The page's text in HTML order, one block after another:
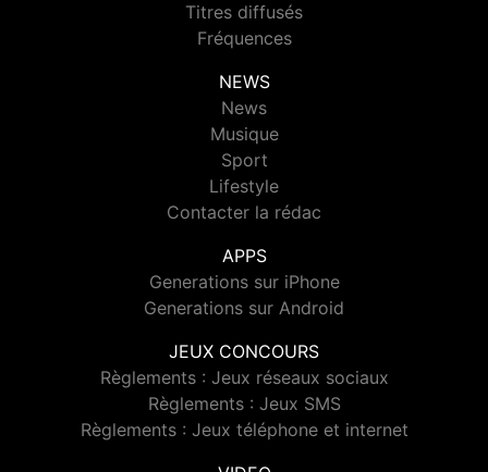
Titres diffusés
Fréquences
NEWS
News
Musique
Sport
Lifestyle
Contacter la rédac
APPS
Generations sur iPhone
Generations sur Android
JEUX CONCOURS
Règlements : Jeux réseaux sociaux
Règlements : Jeux SMS
Règlements : Jeux téléphone et internet